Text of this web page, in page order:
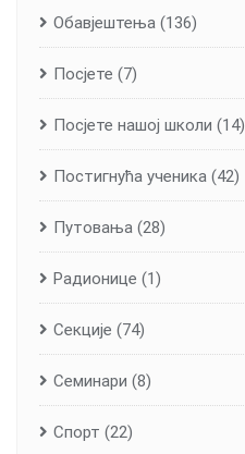
Обавјештења (136)
Посјете (7)
Посјете нашој школи (14)
Постигнућа ученика (42)
Путовања (28)
Радионице (1)
Секције (74)
Семинари (8)
Спорт (22)